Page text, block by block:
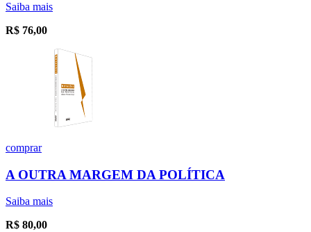
Saiba mais
R$ 76,00
comprar
A OUTRA MARGEM DA POLÍTICA
Saiba mais
R$ 80,00